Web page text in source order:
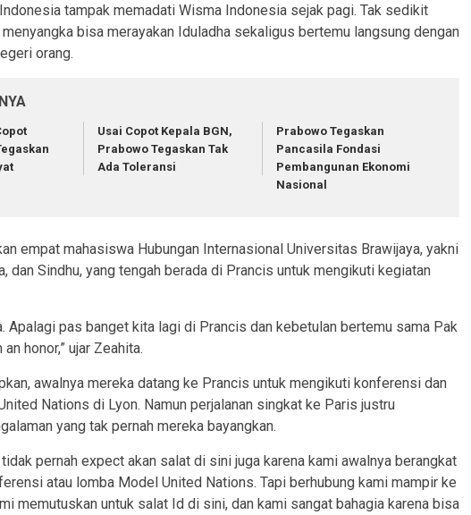
tampak memadati Wisma Indonesia sejak pagi. Tak sedikit
bisa merayakan Iduladha sekaligus bertemu langsung dengan
orang.
Usai Copot Kepala BGN,
Prabowo Tegaskan Tak
Ada Toleransi
Prabowo Tegaskan
Pancasila Fondasi
Pembangunan Ekonomi
Nasional
empat mahasiswa Hubungan Internasional Universitas Brawijaya, yakni
dan Sindhu, yang tengah berada di Prancis untuk mengikuti kegiatan
Apalagi pas banget kita lagi di Prancis dan kebetulan bertemu sama Pak
honor,” ujar Zeahita.
awalnya mereka datang ke Prancis untuk mengikuti konferensi dan
Nations di Lyon. Namun perjalanan singkat ke Paris justru
yang tak pernah mereka bayangkan.
pernah expect akan salat di sini juga karena kami awalnya berangkat
atau lomba Model United Nations. Tapi berhubung kami mampir ke
memutuskan untuk salat Id di sini, dan kami sangat bahagia karena bisa